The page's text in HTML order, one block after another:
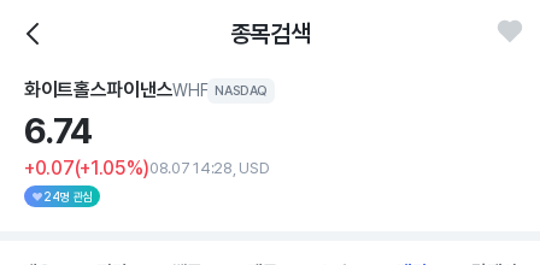
종목검색
화이트홀스파이낸스WHF NASDAQ
6.74
+0.07(+1.05%)08.07 14:28, USD
24명 관심